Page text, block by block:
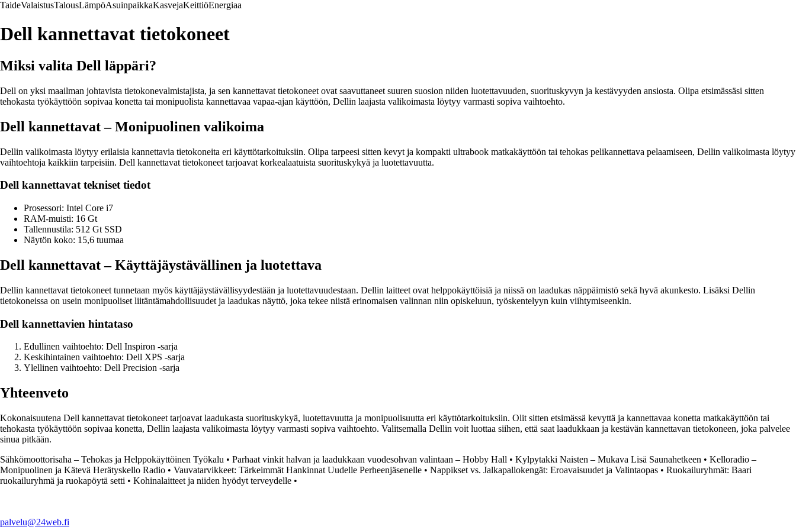
TaideValaistusTalousLämpöAsuinpaikkaKasvejaKeittiöEnergiaa
Dell kannettavat tietokoneet
Miksi valita Dell läppäri?
Dell on yksi maailman johtavista tietokonevalmistajista, ja sen kannettavat tietokoneet ovat saavuttaneet suuren suosion niiden luotettavuuden, suorituskyvyn ja kestävyyden ansiosta. Olipa etsimässäsi sitten
tehokasta työkäyttöön sopivaa konetta tai monipuolista kannettavaa vapaa-ajan käyttöön, Dellin laajasta valikoimasta löytyy varmasti sopiva vaihtoehto.
Dell kannettavat – Monipuolinen valikoima
Dellin valikoimasta löytyy erilaisia kannettavia tietokoneita eri käyttötarkoituksiin. Olipa tarpeesi sitten kevyt ja kompakti ultrabook matkakäyttöön tai tehokas pelikannettava pelaamiseen, Dellin valikoimasta löytyy
vaihtoehtoja kaikkiin tarpeisiin. Dell kannettavat tietokoneet tarjoavat korkealaatuista suorituskykyä ja luotettavuutta.
Dell kannettavat tekniset tiedot
Prosessori: Intel Core i7
RAM-muisti: 16 Gt
Tallennustila: 512 Gt SSD
Näytön koko: 15,6 tuumaa
Dell kannettavat – Käyttäjäystävällinen ja luotettava
Dellin kannettavat tietokoneet tunnetaan myös käyttäjäystävällisyydestään ja luotettavuudestaan. Dellin laitteet ovat helppokäyttöisiä ja niissä on laadukas näppäimistö sekä hyvä akunkesto. Lisäksi Dellin
tietokoneissa on usein monipuoliset liitäntämahdollisuudet ja laadukas näyttö, joka tekee niistä erinomaisen valinnan niin opiskeluun, työskentelyyn kuin viihtymiseenkin.
Dell kannettavien hintataso
Edullinen vaihtoehto: Dell Inspiron -sarja
Keskihintainen vaihtoehto: Dell XPS -sarja
Ylellinen vaihtoehto: Dell Precision -sarja
Yhteenveto
Kokonaisuutena Dell kannettavat tietokoneet tarjoavat laadukasta suorituskykyä, luotettavuutta ja monipuolisuutta eri käyttötarkoituksiin. Olit sitten etsimässä kevyttä ja kannettavaa konetta matkakäyttöön tai
tehokasta työkäyttöön sopivaa konetta, Dellin laajasta valikoimasta löytyy varmasti sopiva vaihtoehto. Valitsemalla Dellin voit luottaa siihen, että saat laadukkaan ja kestävän kannettavan tietokoneen, joka palvelee
sinua pitkään.
Sähkömoottorisaha – Tehokas ja Helppokäyttöinen Työkalu • Parhaat vinkit halvan ja laadukkaan vuodesohvan valintaan – Hobby Hall • Kylpytakki Naisten – Mukava Lisä Saunahetkeen • Kelloradio –
Monipuolinen ja Kätevä Herätyskello Radio • Vauvatarvikkeet: Tärkeimmät Hankinnat Uudelle Perheenjäsenelle • Nappikset vs. Jalkapallokengät: Eroavaisuudet ja Valintaopas • Ruokailuryhmät: Baari
ruokailuryhmä ja ruokapöytä setti • Kohinalaitteet ja niiden hyödyt terveydelle •
palvelu@24web.fi